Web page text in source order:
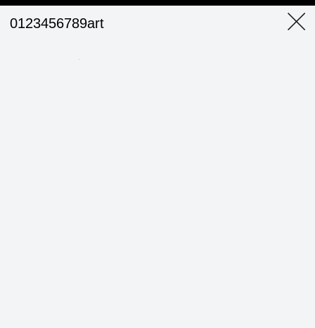
0123456789art